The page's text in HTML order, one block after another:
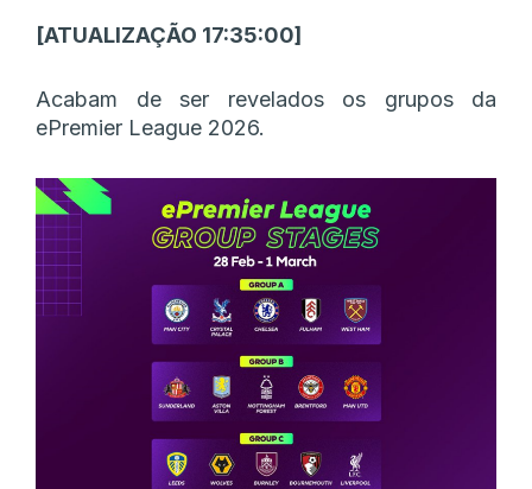
[ATUALIZAÇÃO 17:35:00]
Acabam de ser revelados os grupos da
ePremier League 2026.